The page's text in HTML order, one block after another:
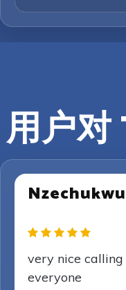
用户对
very nice
everyone